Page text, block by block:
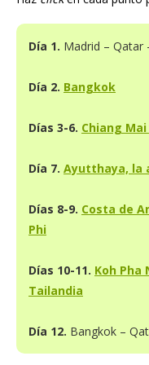
Día 1. Madrid – Qatar
Día 2. Bangkok
Días 3-6. Chiang
Día 7. Ayutthaya, la
Días 8-9. Costa de
Phi
Días 10-11. Koh Pha
Tailandia
Día 12. Bangkok –